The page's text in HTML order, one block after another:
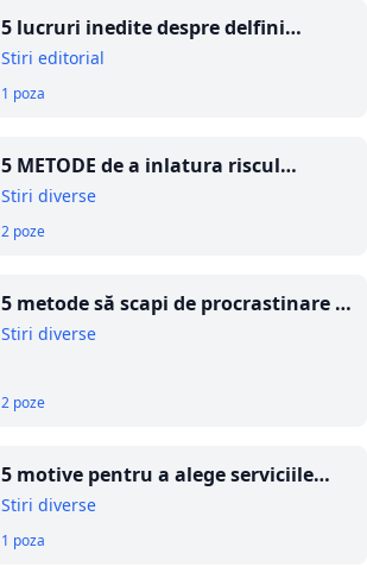
5 lucruri inedite despre delfini
conform cercetătorilor
Stiri editorial
1 poza
5 METODE de a inlatura riscul
producerii unor accidente intr-un
depozit de marfuri
Stiri diverse
2 poze
5 metode să scapi de procrastinare și
să devii mai productiv!
Stiri diverse
2 poze
5 motive pentru a alege serviciile
funerare in cazul unui deces in
familie
Stiri diverse
1 poza